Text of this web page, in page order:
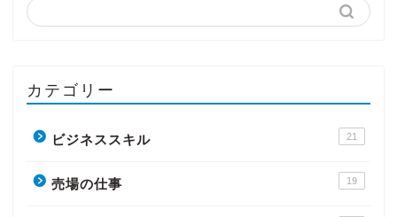
カテゴリー
ビジネススキル 21
売場の仕事 19